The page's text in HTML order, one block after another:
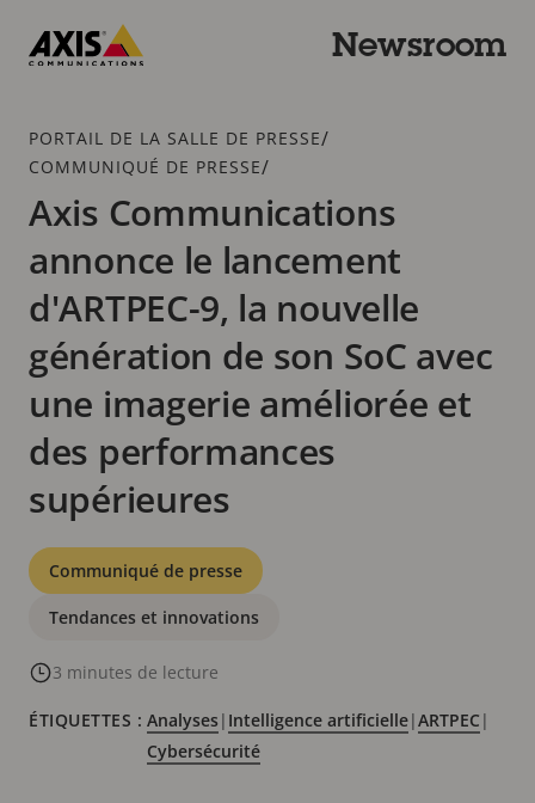
contenu
Newsroom
Fil
d'Ariane
PORTAIL DE LA SALLE DE PRESSE/
COMMUNIQUÉ DE PRESSE/
Axis Communications
annonce le lancement
d'ARTPEC-9, la nouvelle
génération de son SoC avec
une imagerie améliorée et
des performances
supérieures
Catégories
Communiqué de presse
Tendances et innovations
3 minutes de lecture
ÉTIQUETTES : Analyses| Intelligence artificielle|ARTPEC |
Cybersécurité